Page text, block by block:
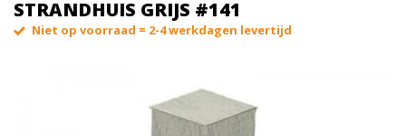
STRANDHUIS GRIJS #141
Niet op voorraad = 2-4 werkdagen levertijd